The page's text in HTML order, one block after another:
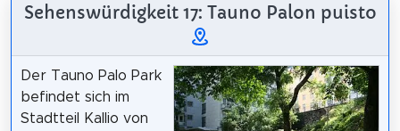
Sehenswürdigkeit 17: Tauno Palon puisto
Der Tauno Palo Park
befindet sich im
Stadtteil Kallio von